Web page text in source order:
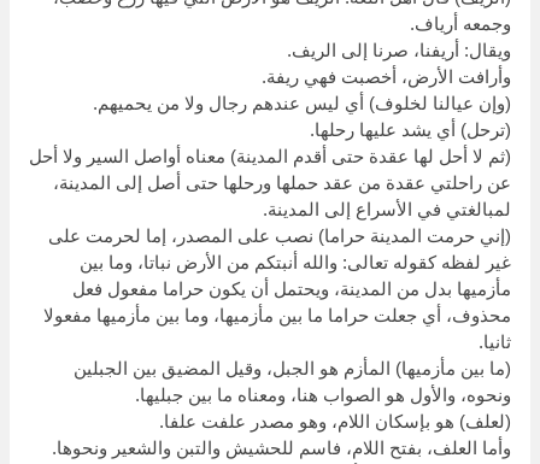
وجمعه أرياف.
ويقال: أريفنا، صرنا إلى الريف.
وأرافت الأرض، أخصبت فهي ريفة.
(وإن عيالنا لخلوف) أي ليس عندهم رجال ولا من يحميهم.
(ترحل) أي يشد عليها رحلها.
(ثم لا أحل لها عقدة حتى أقدم المدينة) معناه أواصل السير ولا أحل
عن راحلتي عقدة من عقد حملها ورحلها حتى أصل إلى المدينة،
لمبالغتي في الأسراع إلى المدينة.
(إني حرمت المدينة حراما) نصب على المصدر، إما لحرمت على
غير لفظه كقوله تعالى: والله أنبتكم من الأرض نباتا، وما بين
مأزميها بدل من المدينة، ويحتمل أن يكون حراما مفعول فعل
محذوف، أي جعلت حراما ما بين مأزميها، وما بين مأزميها مفعولا
ثانيا.
(ما بين مأزميها) المأزم هو الجبل، وقيل المضيق بين الجبلين
ونحوه، والأول هو الصواب هنا، ومعناه ما بين جبليها.
(لعلف) هو بإسكان اللام، وهو مصدر علفت علفا.
وأما العلف، بفتح اللام، فاسم للحشيش والتبن والشعير ونحوها.